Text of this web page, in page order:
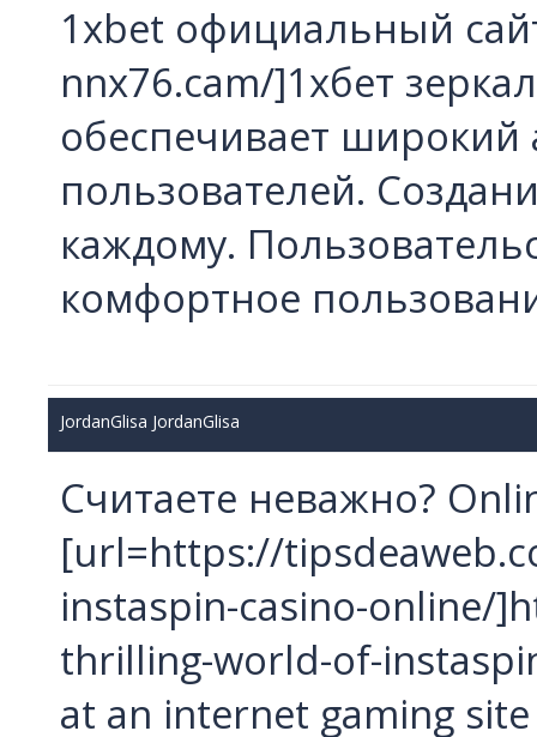
1xbet официальный
nnx76.cam/]1хбет
обеспечивает широкий
пользователей.
каждому.
комфортное
JordanGlisa JordanGlisa
Считаете неважно?
[url=https://
instaspin-casino-online/
thrilling-world-of-
at an internet gaming